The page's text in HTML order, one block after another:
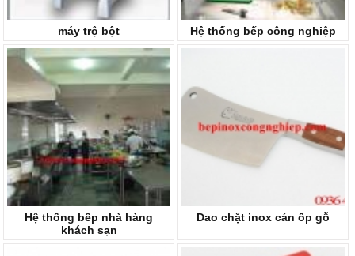
máy trộ bột Hệ thống bếp công nghiệp
Hệ thống bếp nhà hàng
khách sạn
Dao chặt inox cán ốp gỗ